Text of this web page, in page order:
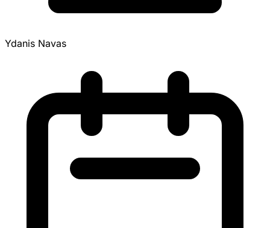
Ydanis Navas